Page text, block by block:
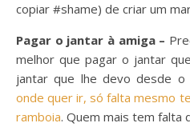
copiar #shame) de criar um
Pagar o jantar à amiga –
melhor que pagar o jantar
jantar que lhe devo desde o
onde quer ir, só falta mesmo
ramboia. Quem mais tem falta